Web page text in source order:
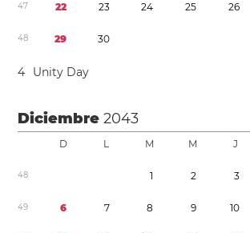
47 22 23 24 25 26
48 29 30
4 Unity Day
Diciembre2043
D L M M J
48 1 2 3
49 6 7 8 9 10